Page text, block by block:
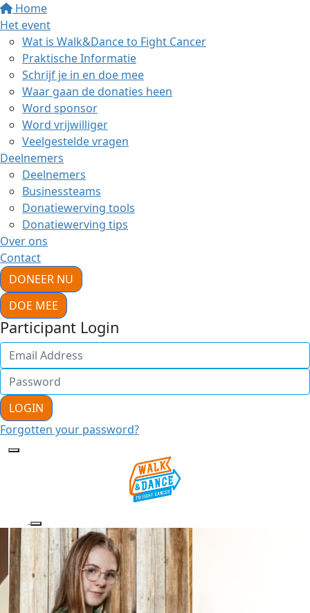
Home
Het event
Wat is Walk&Dance to Fight Cancer
Praktische Informatie
Schrijf je in en doe mee
Waar gaan de donaties heen
Word sponsor
Word vrijwilliger
Veelgestelde vragen
Deelnemers
Deelnemers
Businessteams
Donatiewerving tools
Donatiewerving tips
Over ons
Contact
DONEER NU
DOE MEE
Participant Login
LOGIN
Forgotten your password?